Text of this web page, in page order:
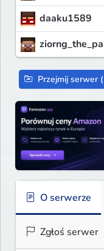
daaku1589
Przejmij serwer
O serwerze
Zgłoś serwer